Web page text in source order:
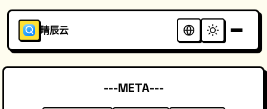
晴辰云
---META---